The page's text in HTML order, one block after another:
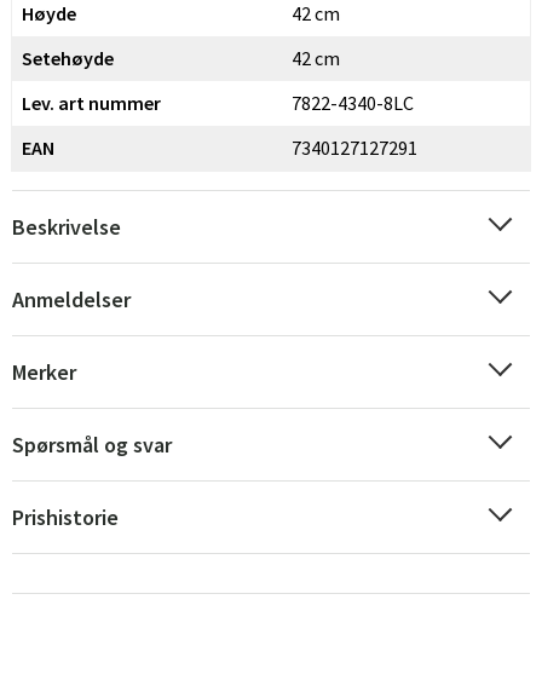
Sverige
Danmark
Høyde
42 cm
Setehøyde
42 cm
Lev. art nummer
7822-4340-8LC
EAN
7340127127291
Beskrivelse
Anmeldelser
Merker
Spørsmål og svar
Prishistorie